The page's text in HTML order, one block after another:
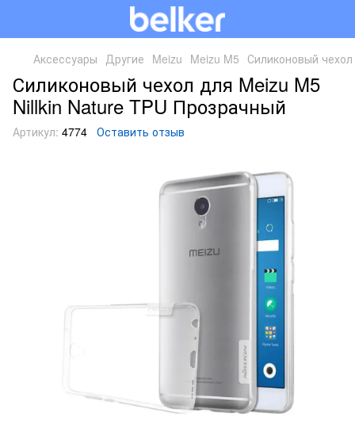
Аксессуары Другие Meizu Meizu M5 Силиконовый
Силиконовый чехол для Meizu M5
Nillkin Nature TPU Прозрачный
Артикул: 4774 Оставить отзыв